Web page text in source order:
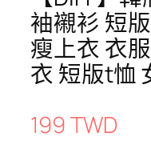
袖襯衫 短
瘦上衣 衣
衣 短版t恤
199 TWD